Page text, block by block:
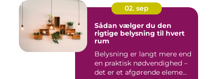
02. sep
Sådan vælger du den
rigtige belysning til hvert
rum
Belysning er langt mere end
en praktisk nødvendighed –
det er et afgørende eleme...